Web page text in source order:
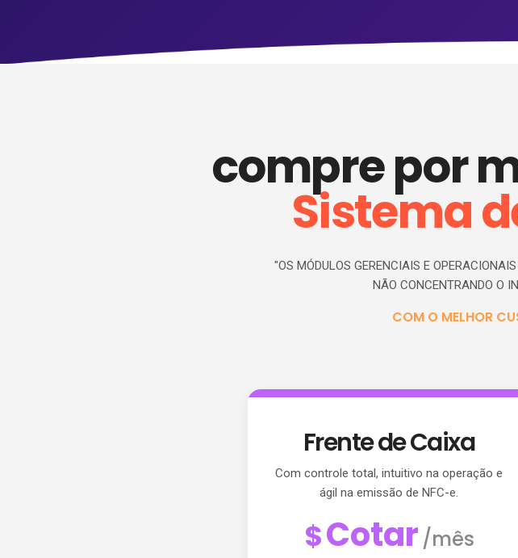
compre por
Sistema
"OS MÓDULOS GERENCIAIS E
NÃO CONCENTRANDO O
COM O MELHOR
Frente de Caixa
Com controle total, intuitivo na operação e
ágil na emissão de NFC-e.
$Cotar /mês